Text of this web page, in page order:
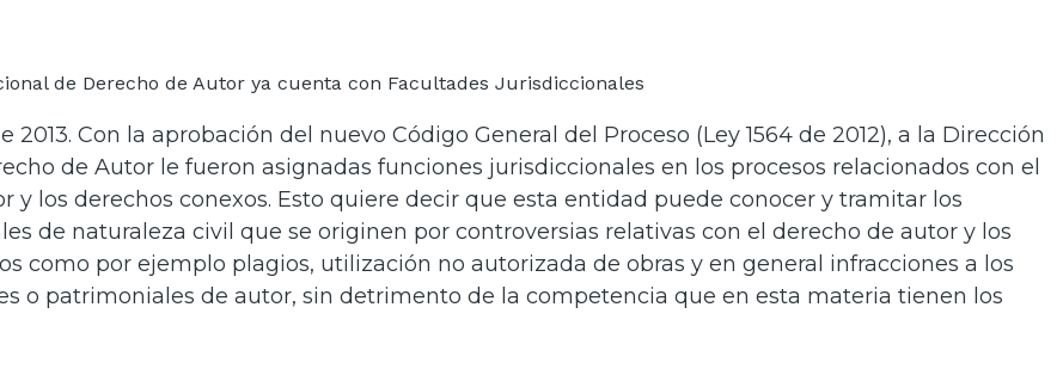
2013. Con la aprobación del nuevo Código General del Proceso (Ley 1564 de 2012), a la Dirección
de Autor le fueron asignadas funciones jurisdiccionales en los procesos relacionados con el
y los derechos conexos. Esto quiere decir que esta entidad puede conocer y tramitar los
de naturaleza civil que se originen por controversias relativas con el derecho de autor y los
como por ejemplo plagios, utilización no autorizada de obras y en general infracciones a los
o patrimoniales de autor, sin detrimento de la competencia que en esta materia tienen los